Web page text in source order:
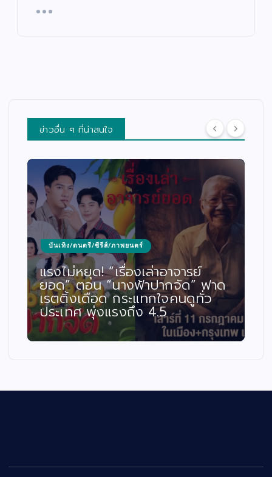
ข่าวอื่น ๆ ที่น่าสนใจ
บันเทิง/ดนตรี/ซีรีส์/ภาพยนตร์
แรงไม่หยุด! “เรื่องเล่าอาจารย์
ยอด” ตอน “นางฟ้าปากจัด” ฟาด
เรตติ้งเดือด กระแทกใจคนดูทั่ว
ประเทศ พุ่งแรงถึง 4.5